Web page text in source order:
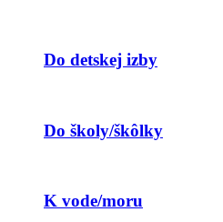
Do detskej izby
Do školy/škôlky
K vode/moru